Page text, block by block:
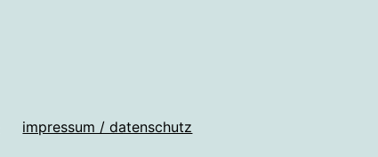
impressum / datenschutz